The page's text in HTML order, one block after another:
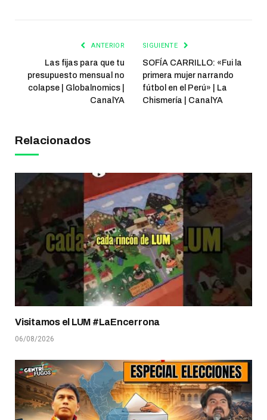
ANTERIOR
Las fijas para que tu
presupuesto mensual no
colapse | Globalnomics |
CanalYA
SIGUIENTE
SOFÍA CARRILLO: «Fui la
primera mujer narrando
fútbol en el Perú» | La
Chismería | CanalYA
Relacionados
Visitamos el LUM #LaEncerrona
06/08/2026